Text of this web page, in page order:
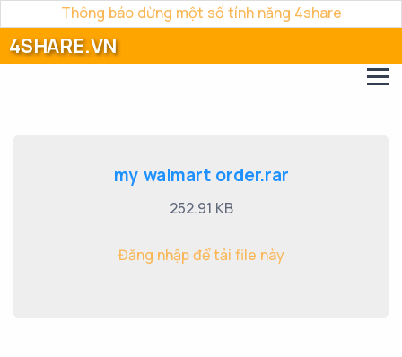
Thông báo dừng một số tính năng 4share
4SHARE.VN
my walmart order.rar
252.91 KB
Đăng nhập để tải file này